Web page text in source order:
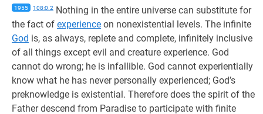
1955 108:0.2 Nothing in the entire universe can substitute for
the fact of experience on nonexistential levels. The infinite
God is, as always, replete and complete, infinitely inclusive
of all things except evil and creature experience. God
cannot do wrong; he is infallible. God cannot experientially
know what he has never personally experienced; God’s
preknowledge is existential. Therefore does the spirit of the
Father descend from Paradise to participate with finite